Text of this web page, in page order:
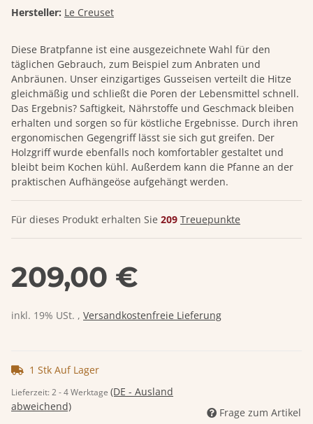
Hersteller: Le Creuset
Diese Bratpfanne ist eine ausgezeichnete Wahl für den
täglichen Gebrauch, zum Beispiel zum Anbraten und
Anbräunen. Unser einzigartiges Gusseisen verteilt die Hitze
gleichmäßig und schließt die Poren der Lebensmittel schnell.
Das Ergebnis? Saftigkeit, Nährstoffe und Geschmack bleiben
erhalten und sorgen so für köstliche Ergebnisse. Durch ihren
ergonomischen Gegengriff lässt sie sich gut greifen. Der
Holzgriff wurde ebenfalls noch komfortabler gestaltet und
bleibt beim Kochen kühl. Außerdem kann die Pfanne an der
praktischen Aufhängeöse aufgehängt werden.
Für dieses Produkt erhalten Sie 209 Treuepunkte
209,00 €
inkl. 19% USt. , Versandkostenfreie Lieferung
1 Stk Auf Lager
Lieferzeit: 2 - 4 Werktage (DE - Ausland
abweichend)
Frage zum Artikel